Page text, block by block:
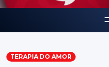
O que é a terapia do amor?
TERAPIA DO AMOR